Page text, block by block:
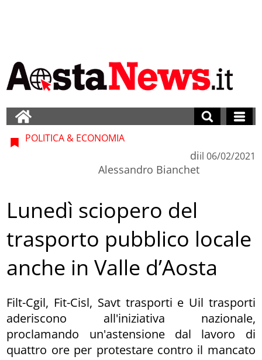
POLITICA & ECONOMIA
di
Alessandro Bianchet
il 06/02/2021
Lunedì sciopero del
trasporto pubblico locale
anche in Valle d’Aosta
Filt-Cgil, Fit-Cisl, Savt trasporti e Uil trasporti
aderiscono all'iniziativa nazionale,
proclamando un'astensione dal lavoro di
quattro ore per protestare contro il mancato